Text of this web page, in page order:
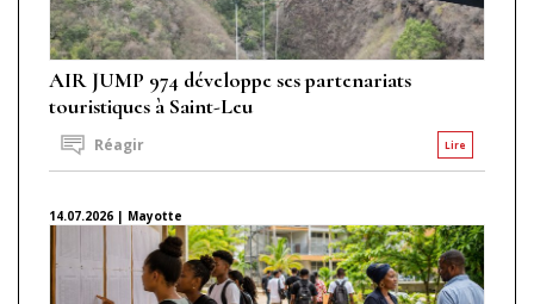
AIR JUMP 974 développe ses partenariats
touristiques à Saint-Leu
Lire
Réagir
14.07.2026 | Mayotte